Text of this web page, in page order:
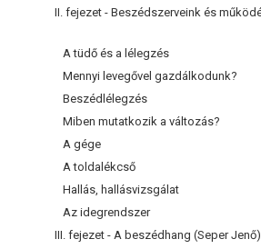
A tüdő és a lélegzés
Mennyi levegővel gazdálkodunk?
Beszédlélegzés
Miben mutatkozik a változás?
A gége
A toldalékcső
Hallás, hallásvizsgálat
Az idegrendszer
III. fejezet - A beszédhang (Seper Jenő)